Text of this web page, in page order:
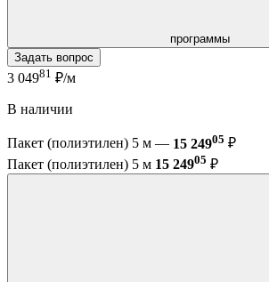
программы
Задать вопрос
3 04981 ₽/м
В наличии
Пакет (полиэтилен) 5 м — 15 24905 ₽
Пакет (полиэтилен) 5 м 15 24905 ₽